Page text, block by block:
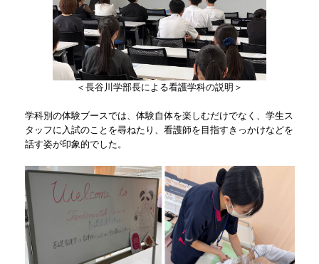
＜長谷川学部長による看護学科の説明＞
学科別の体験ブースでは、体験自体を楽しむだけでなく、学生ス
タッフに入試のことを尋ねたり、看護師を目指すきっかけなどを
話す姿が印象的でした。